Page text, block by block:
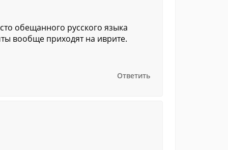
обещанного русского языка
вообще приходят на иврите.
Ответить